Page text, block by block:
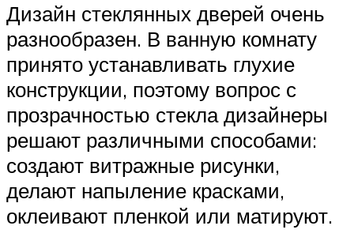
Дизайн стеклянных дверей очень
разнообразен. В ванную комнату
принято устанавливать глухие
конструкции, поэтому вопрос с
прозрачностью стекла дизайнеры
решают различными способами:
создают витражные рисунки,
делают напыление красками,
оклеивают пленкой или матируют.